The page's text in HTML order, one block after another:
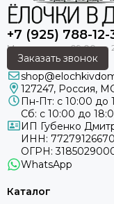
+7 (925) 788-12-
Заказать звонок
127247, Россия,
Пн-Пт: с 10:00 до
Сб: с 10:00 до
ИП Губенко
ИНН:
ОГРН:
WhatsApp
Каталог